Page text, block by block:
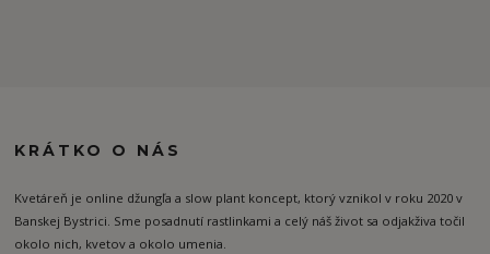
KRÁTKO O NÁS
Kvetáreň je online džungľa a slow plant koncept, ktorý vznikol v roku 2020 v
Banskej Bystrici. Sme posadnutí rastlinkami a celý náš život sa odjakživa točil
okolo nich, kvetov a okolo umenia.